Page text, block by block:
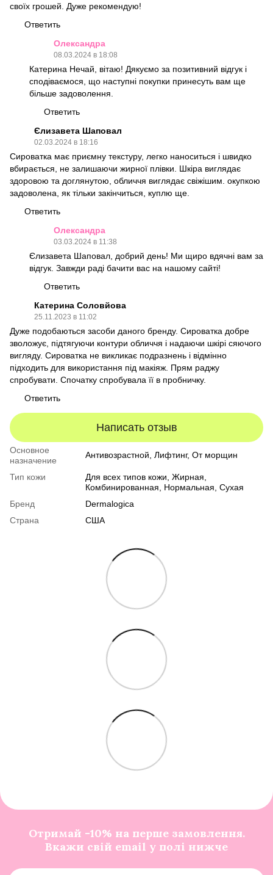
своїх грошей. Дуже рекомендую!
Ответить
Олександра
08.03.2024 в 18:08
Катерина Нечай, вітаю! Дякуємо за позитивний відгук і
сподіваємося, що наступні покупки принесуть вам ще
більше задоволення.
Ответить
Єлизавета Шаповал
02.03.2024 в 18:16
Сироватка має приємну текстуру, легко наноситься і швидко
вбирається, не залишаючи жирної плівки. Шкіра виглядає
здоровою та доглянутою, обличчя виглядає свіжішим. окупкою
задоволена, як тільки закінчиться, куплю ще.
Ответить
Олександра
03.03.2024 в 11:38
Єлизавета Шаповал, добрий день! Ми щиро вдячні вам за
відгук. Завжди раді бачити вас на нашому сайті!
Ответить
Катерина Соловйова
25.11.2023 в 11:02
Дуже подобаються засоби даного бренду. Сироватка добре
зволожує, підтягуючи контури обличчя і надаючи шкірі сяючого
вигляду. Сироватка не викликає подразнень і відмінно
підходить для використання під макіяж. Прям раджу
спробувати. Спочатку спробувала її в пробничку.
Ответить
Написать отзыв
Основное
назначение
Антивозрастной, Лифтинг, От морщин
Тип кожи Для всех типов кожи, Жирная,
Комбинированная, Нормальная, Сухая
Бренд
Dermalogica
Страна
США
Отримай -10% на перше замовлення.
Вкажи свій email у полі нижче